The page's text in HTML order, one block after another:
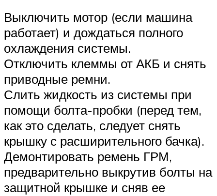
Выключить мотор (если машина
работает) и дождаться полного
охлаждения системы.
Отключить клеммы от АКБ и снять
приводные ремни.
Слить жидкость из системы при
помощи болта-пробки (перед тем,
как это сделать, следует снять
крышку с расширительного бачка).
Демонтировать ремень ГРМ,
предварительно выкрутив болты на
защитной крышке и сняв ее